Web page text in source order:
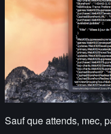
Sauf que attends, mec,